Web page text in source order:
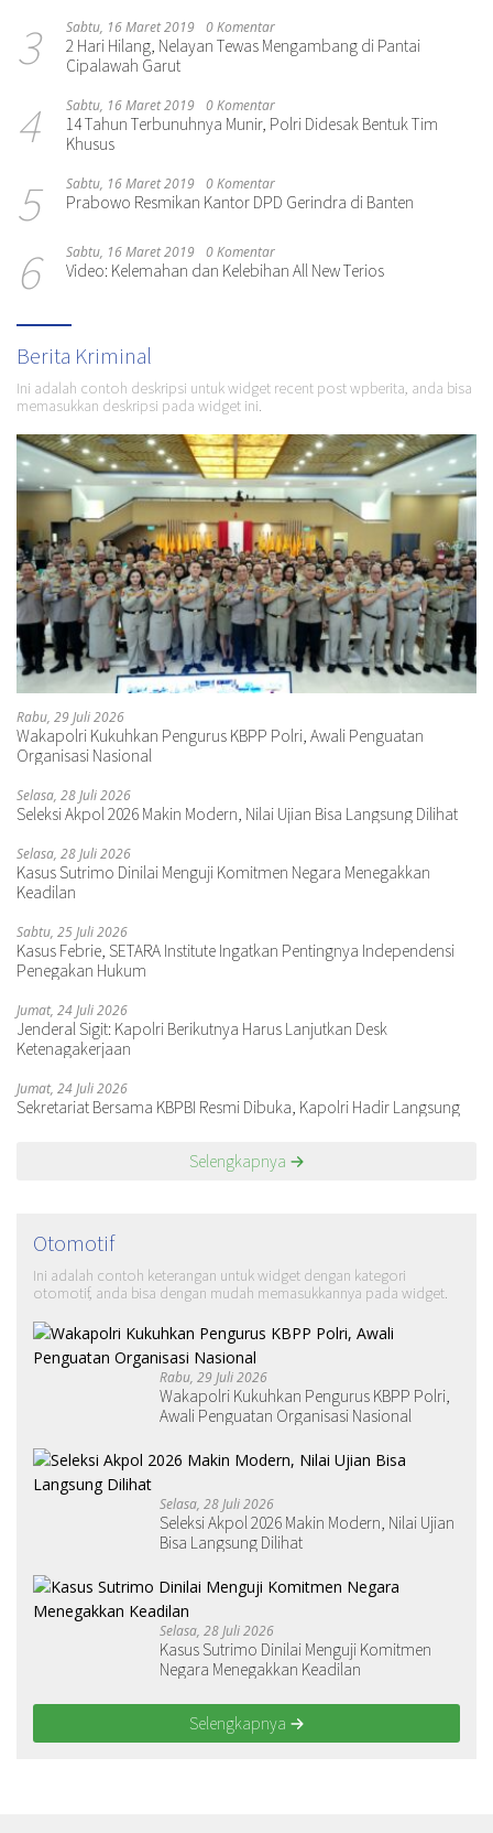
3 Sabtu, 16 Maret 2019 0 Komentar
2 Hari Hilang, Nelayan Tewas Mengambang di Pantai
Cipalawah Garut
4 Sabtu, 16 Maret 2019 0 Komentar
14 Tahun Terbunuhnya Munir, Polri Didesak Bentuk Tim
Khusus
5 Sabtu, 16 Maret 2019 0 Komentar
Prabowo Resmikan Kantor DPD Gerindra di Banten
6 Sabtu, 16 Maret 2019 0 Komentar
Video: Kelemahan dan Kelebihan All New Terios
Berita Kriminal
Ini adalah contoh deskripsi untuk widget recent post wpberita, anda bisa
memasukkan deskripsi pada widget ini.
Rabu, 29 Juli 2026
Wakapolri Kukuhkan Pengurus KBPP Polri, Awali Penguatan
Organisasi Nasional
Selasa, 28 Juli 2026
Seleksi Akpol 2026 Makin Modern, Nilai Ujian Bisa Langsung Dilihat
Selasa, 28 Juli 2026
Kasus Sutrimo Dinilai Menguji Komitmen Negara Menegakkan
Keadilan
Sabtu, 25 Juli 2026
Kasus Febrie, SETARA Institute Ingatkan Pentingnya Independensi
Penegakan Hukum
Jumat, 24 Juli 2026
Jenderal Sigit: Kapolri Berikutnya Harus Lanjutkan Desk
Ketenagakerjaan
Jumat, 24 Juli 2026
Sekretariat Bersama KBPBI Resmi Dibuka, Kapolri Hadir Langsung
Selengkapnya
Otomotif
Ini adalah contoh keterangan untuk widget dengan kategori
otomotif, anda bisa dengan mudah memasukkannya pada widget.
Rabu, 29 Juli 2026
Wakapolri Kukuhkan Pengurus KBPP Polri,
Awali Penguatan Organisasi Nasional
Selasa, 28 Juli 2026
Seleksi Akpol 2026 Makin Modern, Nilai Ujian
Bisa Langsung Dilihat
Selasa, 28 Juli 2026
Kasus Sutrimo Dinilai Menguji Komitmen
Negara Menegakkan Keadilan
Selengkapnya